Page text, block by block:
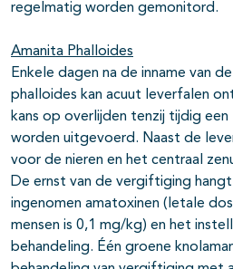
regelmatig worden gemonitord.
Amanita Phalloides
Enkele dagen na de inname van
phalloides kan acuut leverfalen
kans op overlijden tenzij tijdig
worden uitgevoerd. Naast de
voor de nieren en het centraal
De ernst van de vergiftiging
ingenomen amatoxinen (letale
mensen is 0,1 mg/kg) en het
behandeling. Één groene